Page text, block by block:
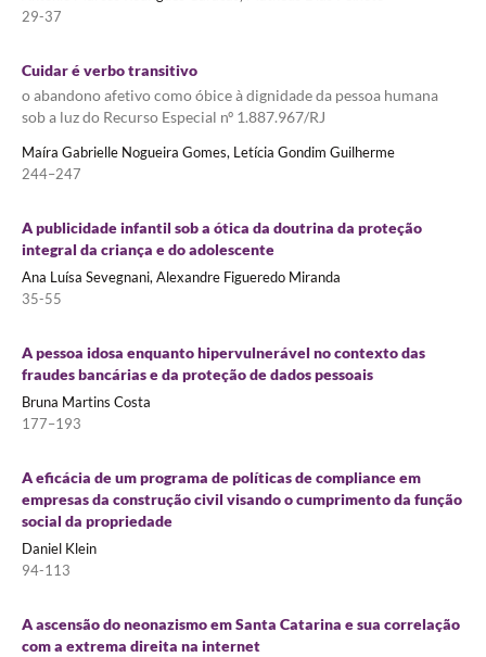
29-37
Cuidar é verbo transitivo
o abandono afetivo como óbice à dignidade da pessoa humana
sob a luz do Recurso Especial nº 1.887.967/RJ
Maíra Gabrielle Nogueira Gomes, Letícia Gondim Guilherme
244–247
A publicidade infantil sob a ótica da doutrina da proteção
integral da criança e do adolescente
Ana Luísa Sevegnani, Alexandre Figueredo Miranda
35-55
A pessoa idosa enquanto hipervulnerável no contexto das
fraudes bancárias e da proteção de dados pessoais
Bruna Martins Costa
177–193
A eficácia de um programa de políticas de compliance em
empresas da construção civil visando o cumprimento da função
social da propriedade
Daniel Klein
94-113
A ascensão do neonazismo em Santa Catarina e sua correlação
com a extrema direita na internet